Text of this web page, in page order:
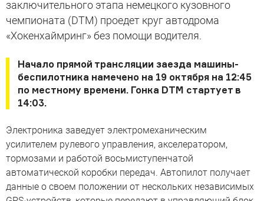
заключительного этапа немецкого кузовного
чемпионата (DTM) проедет круг автодрома
«Хокенхаймринг» без помощи водителя.
Начало прямой трансляции заезда машины-
беспилотника намечено на 19 октября на 12:45
по местному времени. Гонка DTM стартует в
14:03.
Электроника заведует электромеханическим
усилителем рулевого управления, акселератором,
тормозами и работой восьмиступенчатой
автоматической коробки передач. Автопилот получает
данные о своем положении от нескольких независимых